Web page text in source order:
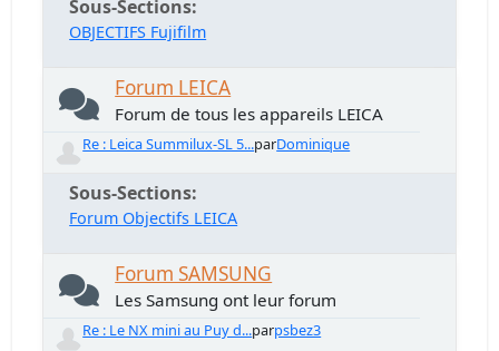
Sous-Sections
OBJECTIFS Fujifilm
Forum LEICA
Forum de tous les appareils LEICA
Re : Leica Summilux-SL 5...parDominique
Sous-Sections
Forum Objectifs LEICA
Forum SAMSUNG
Les Samsung ont leur forum
Re : Le NX mini au Puy d...parpsbez3